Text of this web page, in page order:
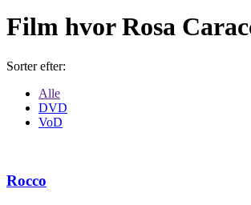
Film hvor Rosa
Sorter efter:
Alle
DVD
VoD
Rocco